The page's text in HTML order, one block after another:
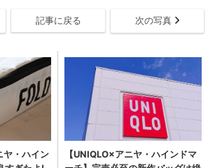
記事に戻る 次の写真